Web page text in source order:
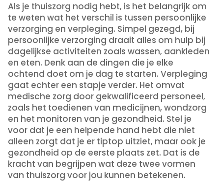
Als je thuiszorg nodig hebt, is het belangrijk om
te weten wat het verschil is tussen persoonlijke
verzorging en verpleging. Simpel gezegd, bij
persoonlijke verzorging draait alles om hulp bij
dagelijkse activiteiten zoals wassen, aankleden
en eten. Denk aan de dingen die je elke
ochtend doet om je dag te starten. Verpleging
gaat echter een stapje verder. Het omvat
medische zorg door gekwalificeerd personeel,
zoals het toedienen van medicijnen, wondzorg
en het monitoren van je gezondheid. Stel je
voor dat je een helpende hand hebt die niet
alleen zorgt dat je er tiptop uitziet, maar ook je
gezondheid op de eerste plaats zet. Dat is de
kracht van begrijpen wat deze twee vormen
van thuiszorg voor jou kunnen betekenen.